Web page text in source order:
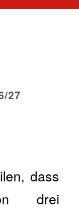
27
dass
drei